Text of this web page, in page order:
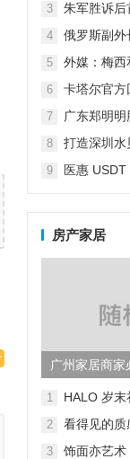
3
朱军胜诉后
4
俄罗斯副外
5
外媒：梅西
6
卡塔尔官方
7
广东郑明
8
打造深圳水
9
医惠
房产家居
广州家居商
傅堵住售后漏
1
HALO 岁
2
看得见的质
3
饰面亦艺术